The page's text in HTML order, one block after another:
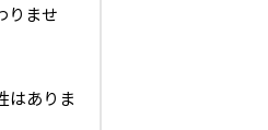
りませ
はありま